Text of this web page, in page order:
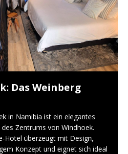
Das Weinberg
in Namibia ist ein elegantes
Zentrums von Windhoek.
Hotel überzeugt mit Design,
Konzept und eignet sich ideal